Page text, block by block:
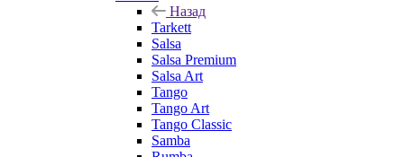
Назад
Tarkett
Salsa
Salsa Premium
Salsa Art
Tango
Tango Art
Tango Classic
Samba